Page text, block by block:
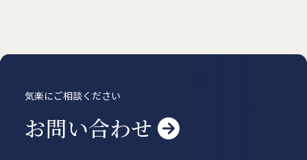
気楽にご相談ください
お問い合わせ 